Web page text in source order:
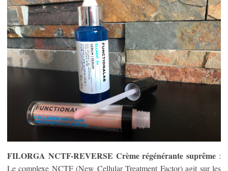
FILORGA NCTF-REVERSE Crème régénérante suprême :
Le complexe NCTF (New Cellular Treatment Factor) agit sur les